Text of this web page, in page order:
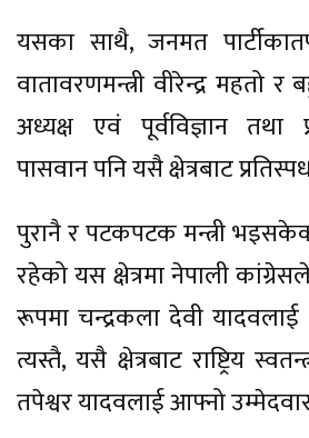
यसका साथै, जनमत
वातावरणमन्त्री वीरेन्द्र महतो र
अध्यक्ष एवं पूर्वविज्ञान तथा
पासवान पनि यसै क्षेत्रबाट
पुरानै र पटकपटक मन्त्री
रहेको यस क्षेत्रमा नेपाली
रूपमा चन्द्रकला देवी
त्यस्तै, यसै क्षेत्रबाट राष्ट्रिय
तपेश्वर यादवलाई आफ्नो